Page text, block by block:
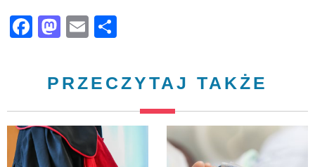
Facebook
Mastodon
Email
PRZECZYTAJ TAKŻE